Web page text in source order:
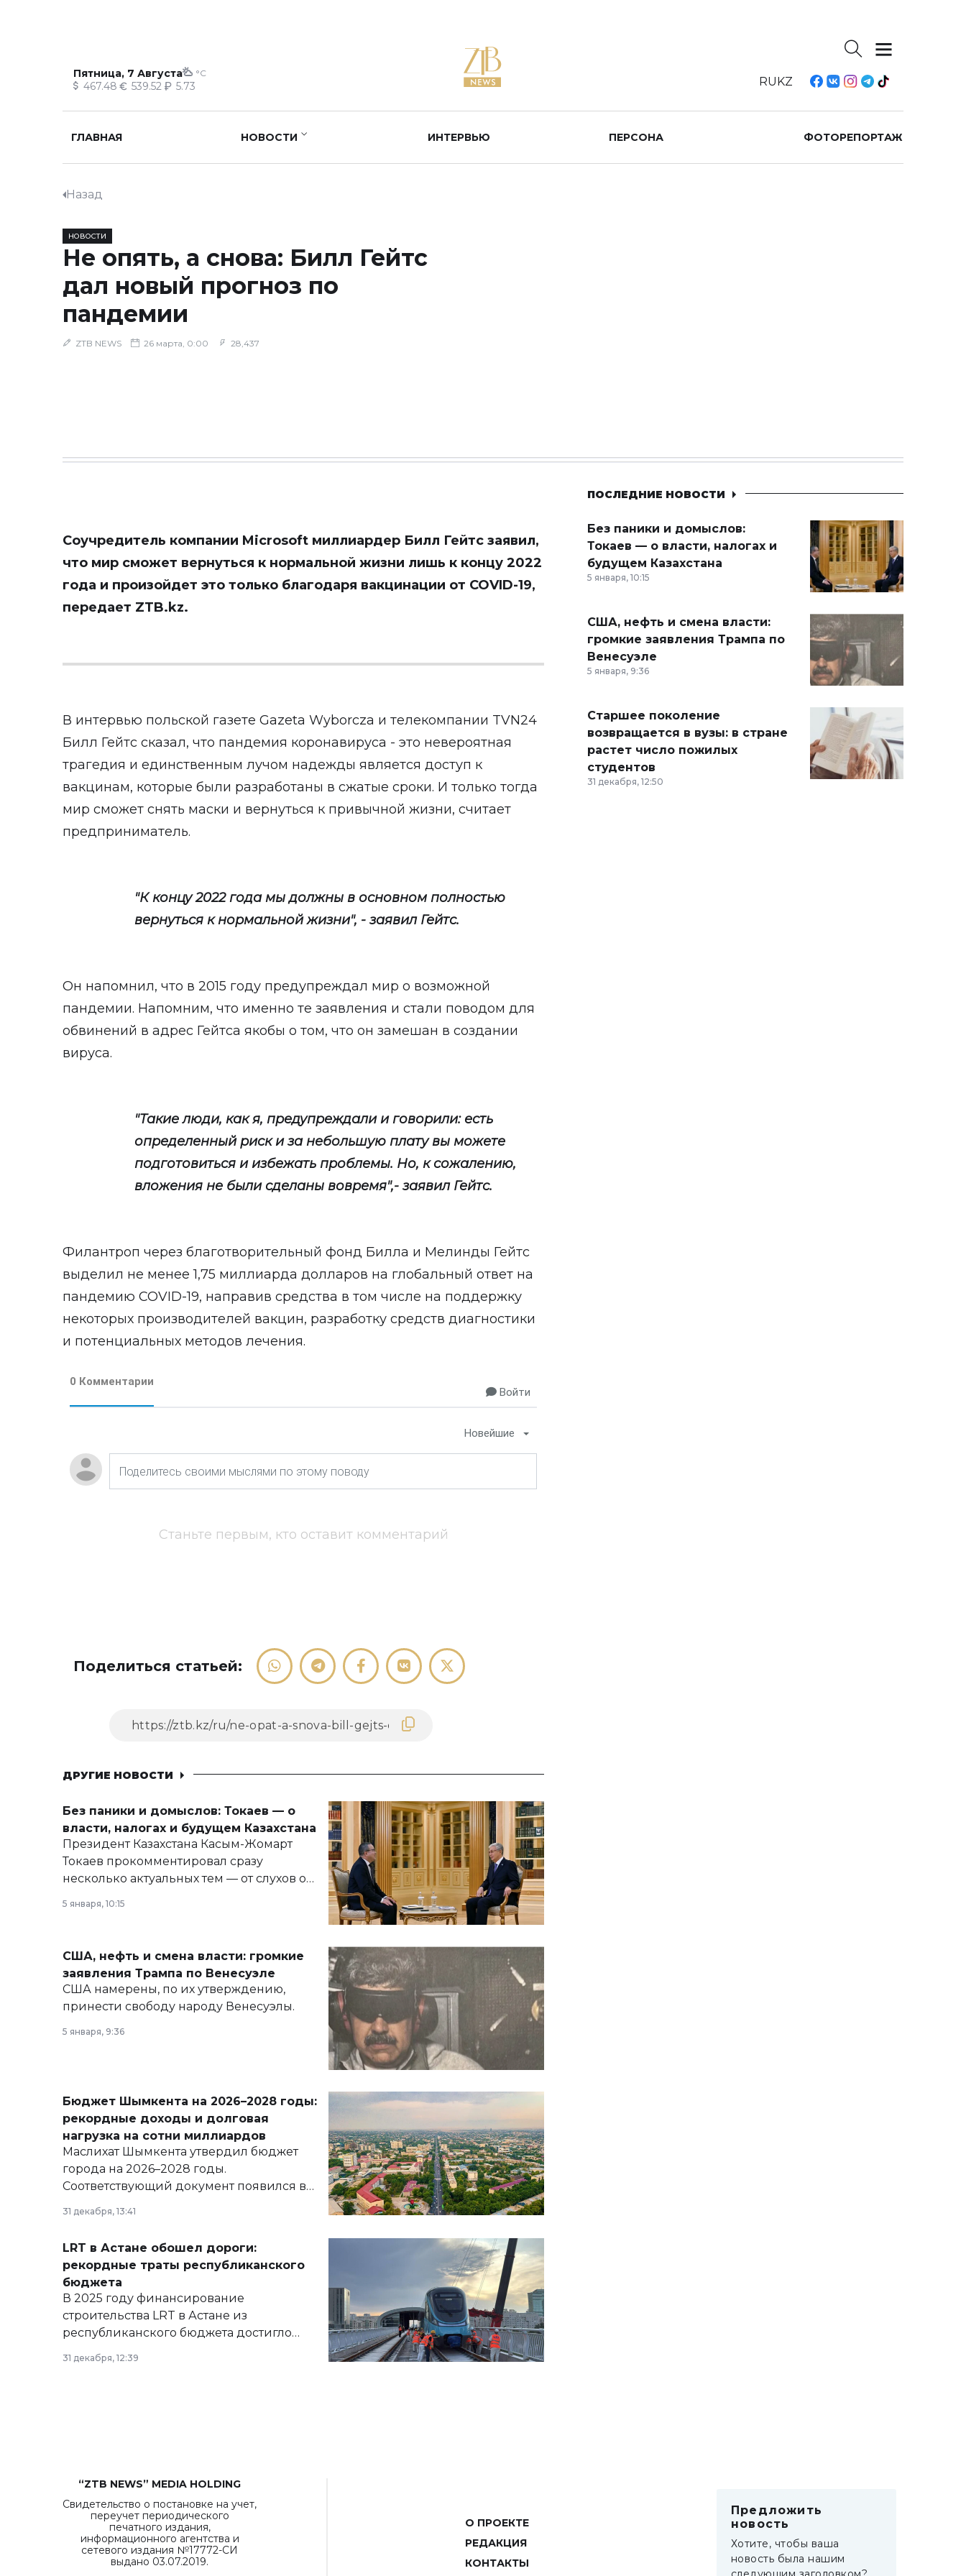
Пятница, 7 Августа °C
467.48 539.52 5.73 RUKZ
ГЛАВНАЯ НОВОСТИ ИНТЕРВЬЮ ПЕРСОНА ФОТОРЕПОРТАЖ
Назад
НОВОСТИ
Не опять, а снова: Билл Гейтс
дал новый прогноз по
пандемии
ZTB NEWS 26 марта, 0:00 28,437
Соучредитель компании Microsoft миллиардер Билл Гейтс заявил,
что мир сможет вернуться к нормальной жизни лишь к концу 2022
года и произойдет это только благодаря вакцинации от COVID-19,
передает ZTB.kz.
В интервью польской газете Gazeta Wyborcza и телекомпании TVN24
Билл Гейтс сказал, что пандемия коронавируса - это невероятная
трагедия и единственным лучом надежды является доступ к
вакцинам, которые были разработаны в сжатые сроки. И только тогда
мир сможет снять маски и вернуться к привычной жизни, считает
предприниматель.
"К концу 2022 года мы должны в основном полностью
вернуться к нормальной жизни", - заявил Гейтс.
Он напомнил, что в 2015 году предупреждал мир о возможной
пандемии. Напомним, что именно те заявления и стали поводом для
обвинений в адрес Гейтса якобы о том, что он замешан в создании
вируса.
"Такие люди, как я, предупреждали и говорили: есть
определенный риск и за небольшую плату вы можете
подготовиться и избежать проблемы. Но, к сожалению,
вложения не были сделаны вовремя",- заявил Гейтс.
Филантроп через благотворительный фонд Билла и Мелинды Гейтс
выделил не менее 1,75 миллиарда долларов на глобальный ответ на
пандемию COVID-19, направив средства в том числе на поддержку
некоторых производителей вакцин, разработку средств диагностики
и потенциальных методов лечения.
0 Комментарии
Войти
Новейшие
Станьте первым, кто оставит комментарий
Поделиться статьей:
ДРУГИЕ НОВОСТИ
Без паники и домыслов: Токаев — о
власти, налогах и будущем Казахстана
Президент Казахстана Касым-Жомарт
Токаев прокомментировал сразу
несколько актуальных тем — от слухов о
армии, экономики и личного здоровья.
5 января, 10:15
США, нефть и смена власти: громкие
заявления Трампа по Венесуэле
США намерены, по их утверждению,
принести свободу народу Венесуэлы.
5 января, 9:36
Бюджет Шымкента на 2026–2028 годы:
рекордные доходы и долговая
нагрузка на сотни миллиардов
Маслихат Шымкента утвердил бюджет
города на 2026–2028 годы.
Соответствующий документ появился в
базе нормативных правовых актов и на
сайте маслихат города.
31 декабря, 13:41
LRT в Астане обошел дороги:
рекордные траты республиканского
бюджета
В 2025 году финансирование
строительства LRT в Астане из
республиканского бюджета достигло
рекордных объемов.
31 декабря, 12:39
ПОСЛЕДНИЕ НОВОСТИ
Без паники и домыслов:
Токаев — о власти, налогах и
будущем Казахстана
5 января, 10:15
США, нефть и смена власти:
громкие заявления Трампа по
Венесуэле
5 января, 9:36
Старшее поколение
возвращается в вузы: в стране
растет число пожилых
студентов
31 декабря, 12:50
“ZTB NEWS” MEDIA HOLDING
Свидетельство о постановке на учет,
переучет периодического
печатного издания,
информационного агентства и
сетевого издания №17772-СИ
выдано 03.07.2019.
О ПРОЕКТЕ
РЕДАКЦИЯ
КОНТАКТЫ
Предложить
новость
Хотите, чтобы ваша
новость была нашим